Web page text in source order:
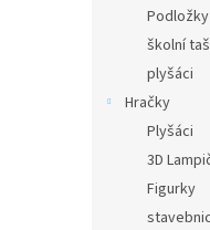
Podložky
školní
plyšáci
Hračky
Plyšáci
3D
Figurky